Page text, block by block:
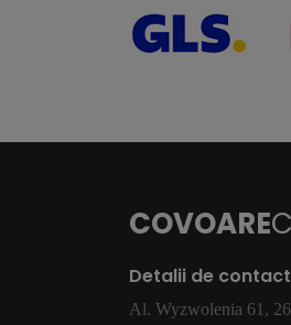
COVOARE
Detalii de contact
Al. Wyzwolenia 61,